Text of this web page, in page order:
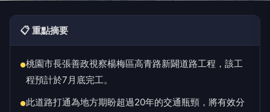
📋 重點摘要
●桃園市長張善政視察楊梅區高青路新闢道路工程，該工
程預計於7月底完工。
●此道路打通為地方期盼超過20年的交通瓶頸，將有效分